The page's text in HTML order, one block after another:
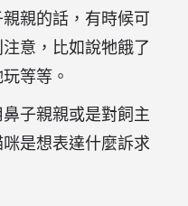
親的話，有時候可
意，比如說牠餓了
等等。
子親親或是對飼主
是想表達什麼訴求